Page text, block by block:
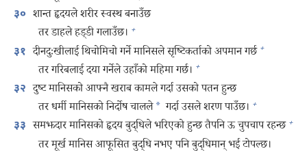
३० शान्त हृदयले शरीर स्वस्थ बनाउँछ
तर डाहले हड्डी गलाउँछ। +
३१ दीनदुःखीलाई थिचोमिचो गर्ने मानिसले सृष्टिकर्ताको अपमान गर्छ +
तर गरिबलाई दया गर्नेले उहाँको महिमा गर्छ। +
३२ दुष्ट मानिसको आफ्नै खराब कामले गर्दा उसको पतन हुन्छ
तर धर्मी मानिसको निर्दोष चालले * गर्दा उसले शरण पाउँछ। +
३३ समझदार मानिसको हृदय बुद्धिले भरिएको हुन्छ तैपनि ऊ चुपचाप रहन्छ +
तर मूर्ख मानिस आफूसित बुद्धि नभए पनि बुद्धिमान्‌ भई टोपल्छ।